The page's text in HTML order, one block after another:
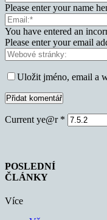
Please enter your name
You have entered an
Please enter your email
Uložit jméno, email a
Current ye@r *
POSLEDNÍ
ČLÁNKY
Více